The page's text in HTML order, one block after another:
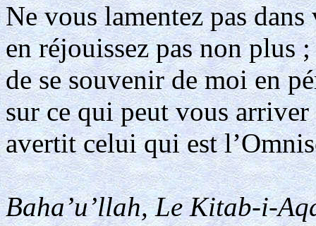
Ne vous lamentez pas
en réjouissez pas non plus
de se souvenir de moi en
sur ce qui peut vous
avertit celui qui est
Baha’u’llah, Le Kitab-i-